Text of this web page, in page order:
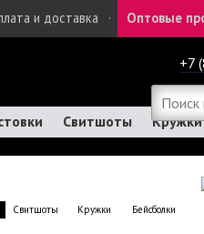
и доставка · Оптовые
+7
Свитшоты Кружки
Свитшоты Кружки Бейсболки